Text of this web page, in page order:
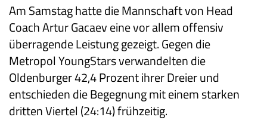
Am Samstag hatte die Mannschaft von Head
Coach Artur Gacaev eine vor allem offensiv
überragende Leistung gezeigt. Gegen die
Metropol YoungStars verwandelten die
Oldenburger 42,4 Prozent ihrer Dreier und
entschieden die Begegnung mit einem starken
dritten Viertel (24:14) frühzeitig.